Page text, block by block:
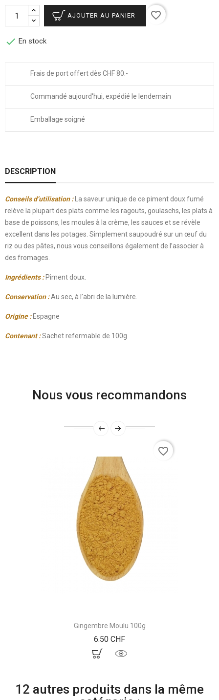
AJOUTER AU PANIER favorite_border
 En stock
Frais de port offert dès CHF 80.-
Commandé aujourd'hui, expédié le lendemain
Emballage soigné
DESCRIPTION
Conseils d’utilisation :La saveur unique de ce piment doux fumé
relève la plupart des plats comme les ragouts, goulaschs, les plats à
base de poissons, les moules à la crème, les sauces et se révèle
excellent dans les potages. Simplementsaupoudré sur un œuf du
riz ou des pâtes, nous vous conseillons également de l’associer à
des fromages.
Ingrédients :Piment doux.
Conservation :Au sec, à l’abri de la lumière.
Origine :Espagne
Contenant :Sachet refermable de 100g
Nous vous recommandons
Gingembre Moulu 100g
6.50 CHFPrix
favorite_border
12 autres produits dans la même